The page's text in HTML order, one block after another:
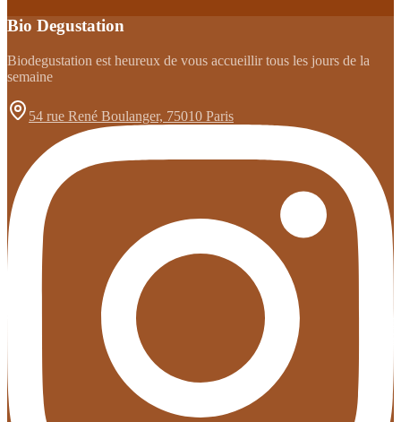
Bio Degustation
Biodegustation est heureux de vous accueillir tous les jours de la
semaine
54 rue René Boulanger, 75010 Paris